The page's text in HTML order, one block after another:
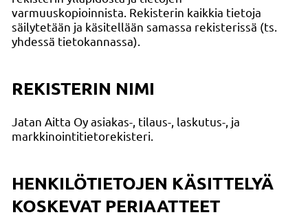
varmuuskopioinnista. Rekisterin kaikkia tietoja
säilytetään ja käsitellään samassa rekisterissä (ts.
yhdessä tietokannassa).
REKISTERIN NIMI
Jatan Aitta Oy asiakas-, tilaus-, laskutus-, ja
markkinointitietorekisteri.
HENKILÖTIETOJEN KÄSITTELYÄ
KOSKEVAT PERIAATTEET